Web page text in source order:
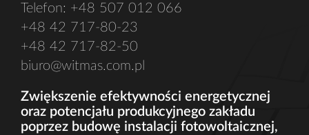
Telefon: +48 507 012 066
+48 42 717-80-23
+48 42 717-82-50
biuro@witmas.com.pl
Zwiększenie efektywności energetycznej
oraz potencjału produkcyjnego zakładu
poprzez budowę instalacji fotowoltaicznej,